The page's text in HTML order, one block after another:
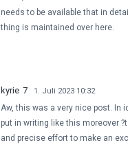
needs to be available that in
thing is maintained over here.
kyrie 7 1. Juli 2023 10:32
Aw, this was a very nice post. In
put in writing like this moreover
and precise effort to make an